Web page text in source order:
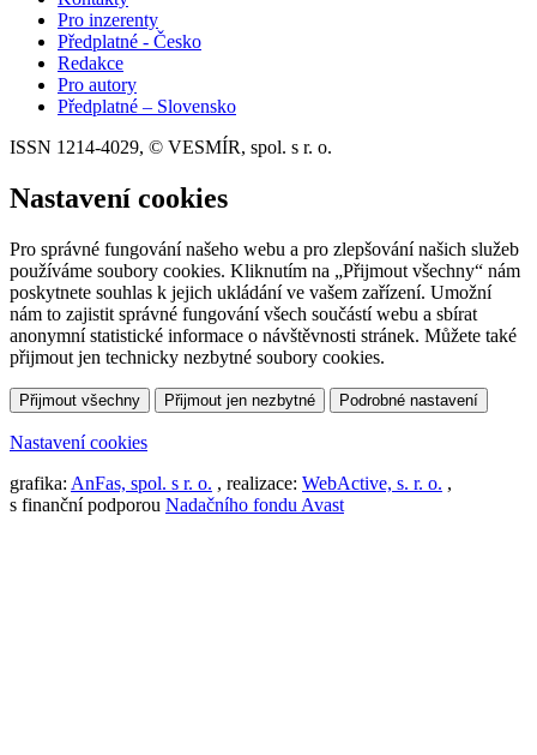
Pro inzerenty
Předplatné - Česko
Redakce
Pro autory
Předplatné – Slovensko
ISSN 1214-4029, © VESMÍR, spol. s r. o.
Nastavení cookies
Pro správné fungování našeho webu a pro zlepšování našich služeb
používáme soubory cookies. Kliknutím na „Přijmout všechny“ nám
poskytnete souhlas k jejich ukládání ve vašem zařízení. Umožní
nám to zajistit správné fungování všech součástí webu a sbírat
anonymní statistické informace o návštěvnosti stránek. Můžete také
přijmout jen technicky nezbytné soubory cookies.
Přijmout všechny Přijmout jen nezbytné Podrobné nastavení
Nastavení cookies
grafika: AnFas, spol. s r. o. , realizace: WebActive, s. r. o. ,
s finanční podporou Nadačního fondu Avast